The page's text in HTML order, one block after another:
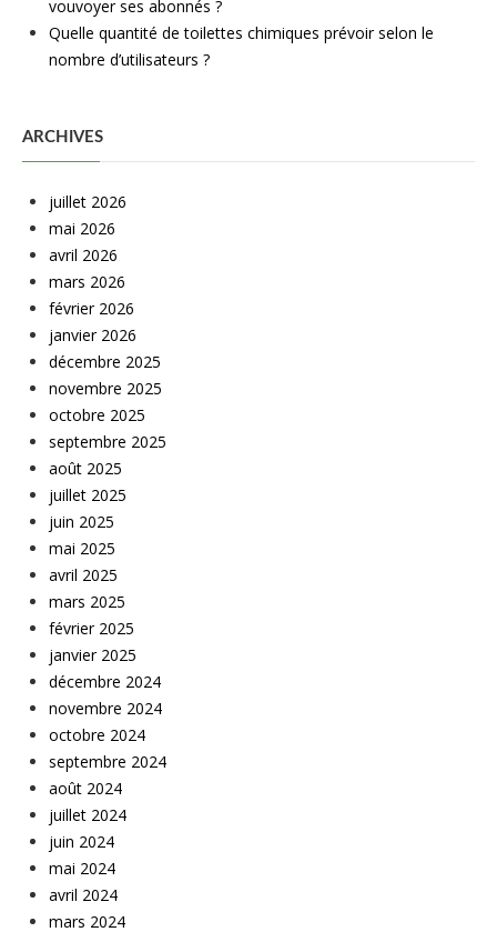
vouvoyer ses abonnés ?
Quelle quantité de toilettes chimiques prévoir selon le
nombre d’utilisateurs ?
ARCHIVES
juillet 2026
mai 2026
avril 2026
mars 2026
février 2026
janvier 2026
décembre 2025
novembre 2025
octobre 2025
septembre 2025
août 2025
juillet 2025
juin 2025
mai 2025
avril 2025
mars 2025
février 2025
janvier 2025
décembre 2024
novembre 2024
octobre 2024
septembre 2024
août 2024
juillet 2024
juin 2024
mai 2024
avril 2024
mars 2024